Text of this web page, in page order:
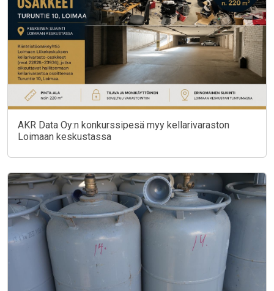
AKR Data Oy:n konkurssipesä myy kellarivaraston
Loimaan keskustassa